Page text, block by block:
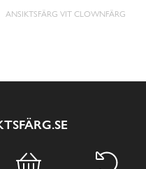
ANSIKTSFÄRG VIT CLOWNFÄRG